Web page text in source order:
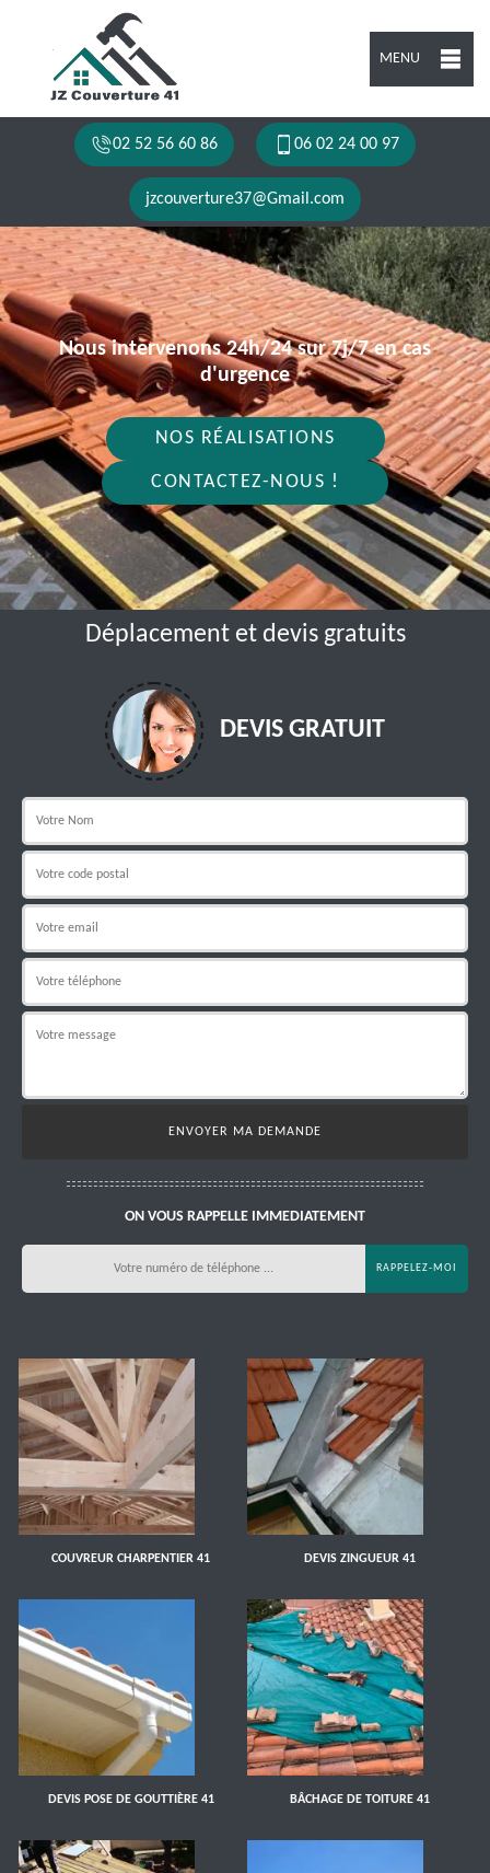
MENU
02 52 56 60 86 06 02 24 00 97
jzcouverture37@Gmail.com
Nous intervenons 24h/24 sur 7j/7 en cas
d'urgence
NOS RÉALISATIONS
CONTACTEZ-NOUS !
Déplacement et devis gratuits
DEVIS GRATUIT
ON VOUS RAPPELLE IMMEDIATEMENT
COUVREUR CHARPENTIER 41 DEVIS ZINGUEUR 41
DEVIS POSE DE GOUTTIÈRE 41 BÂCHAGE DE TOITURE 41